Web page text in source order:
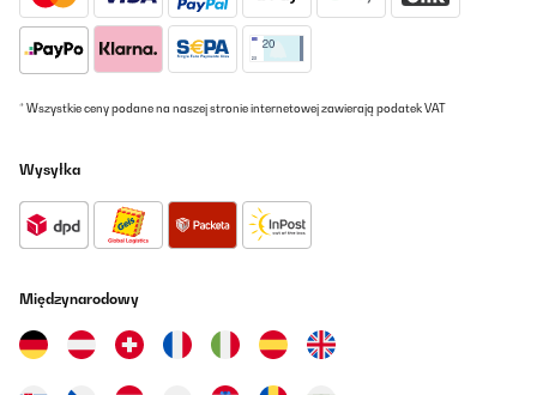
* Wszystkie ceny podane na naszej stronie internetowej zawierają podatek VAT
Wysyłka
Międzynarodowy